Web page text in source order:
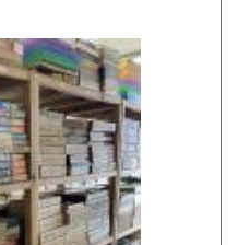
長崎県
大分県
鹿児島県